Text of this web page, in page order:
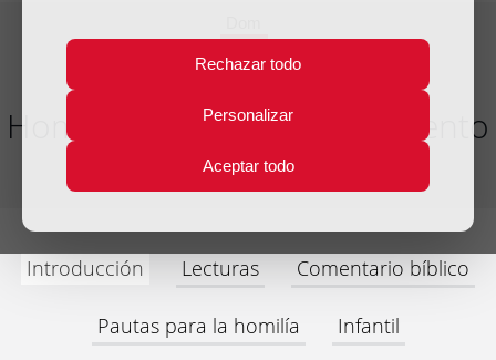
Rechazar todo
Personalizar
Aceptar todo
14
Dic
Homilía III Domingo de Adviento
Año litúrgico 2014 - 2015 - (Ciclo B)
Introducción Lecturas Comentario bíblico
Pautas para la homilía Infantil